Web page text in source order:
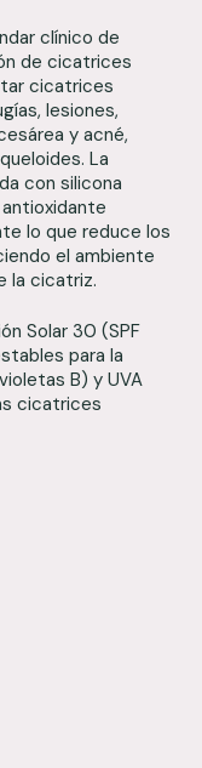
clínico de
de cicatrices
cicatrices
lesiones,
y acné,
La
con silicona
lo que reduce los
el ambiente
la cicatriz.
Solar 30 (SPF
para la
B) y UVA
cicatrices